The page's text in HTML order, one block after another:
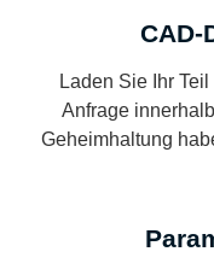
CAD-
Laden Sie Ihr
Anfrage
Geheimhaltung